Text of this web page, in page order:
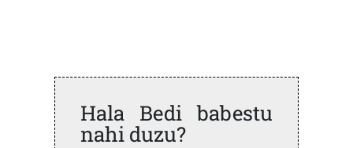
Hala Bedi babestu
nahi duzu?